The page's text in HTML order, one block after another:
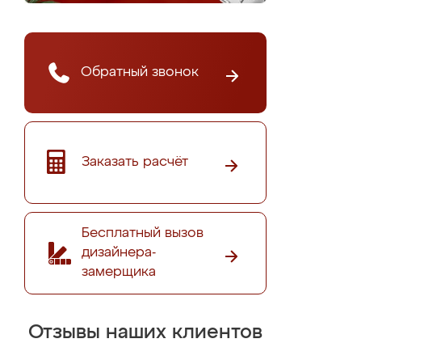
Обратный звонок
Заказать расчёт
Бесплатный вызов
дизайнера-
замерщика
Отзывы наших клиентов